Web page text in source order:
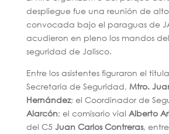
despliegue fue una reunión de
convocada bajo el paraguas de
acudieron en pleno los mandos
seguridad de Jalisco.
Entre los asistentes figuraron el
Secretaría de Seguridad, Mtro.
Hernández; el Coordinador de
Alarcón; el comisario vial Alberto
del C5 Juan Carlos Contreras,